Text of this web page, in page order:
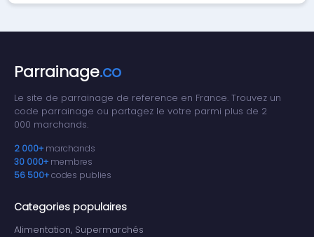
Parrainage.co
Le site de parrainage de reference en France. Trouvez un
code parrainage ou partagez le votre parmi plus de 2
000 marchands.
2 000+ marchands
30 000+ membres
56 500+codes publies
Categories populaires
Alimentation, Supermarchés